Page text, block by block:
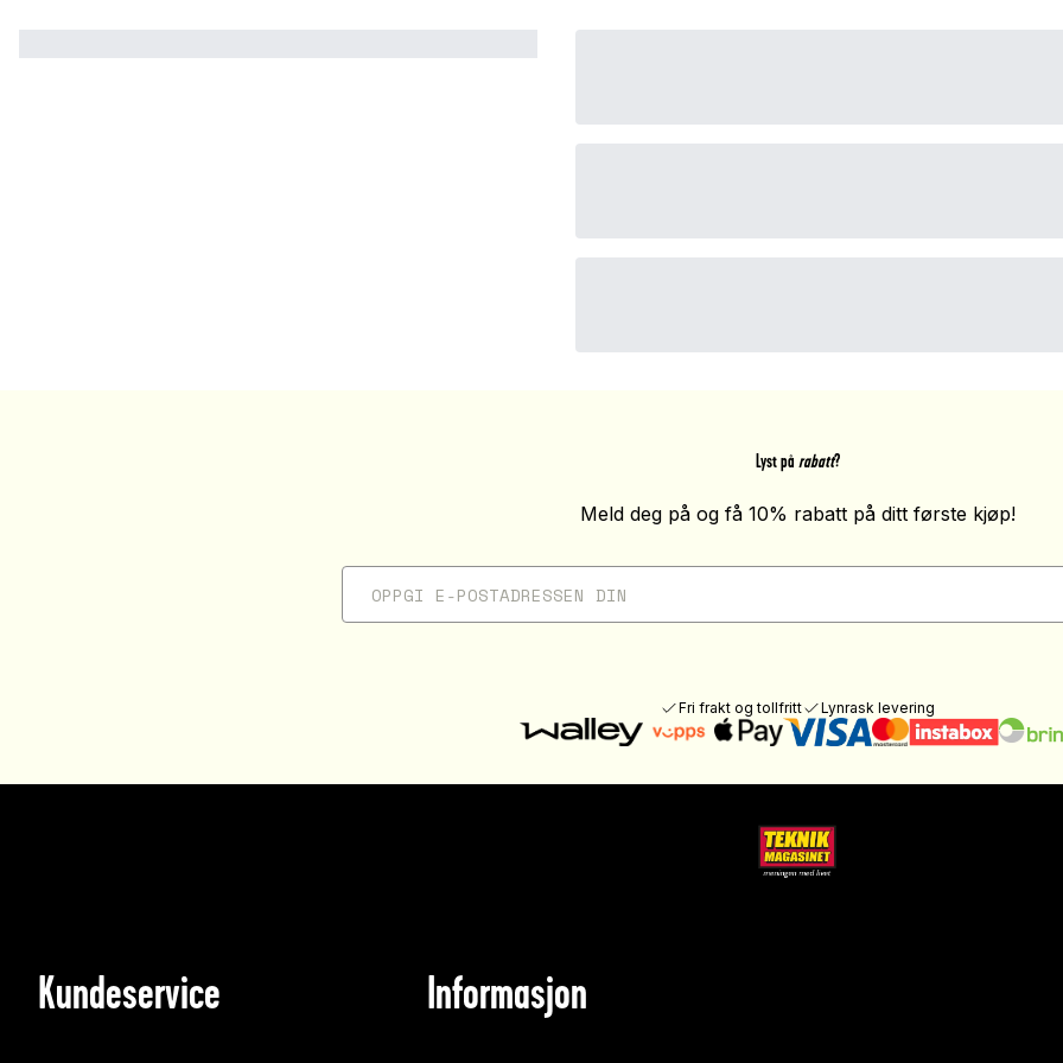
Lyst på rabatt?
Meld deg på og få 10% rabatt på ditt første kjøp!
Fri frakt og tollfritt Lynrask levering
Kundeservice Informasjon